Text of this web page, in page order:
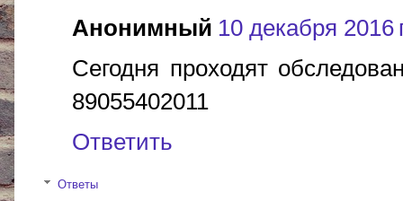
Анонимный 10 декабря 2016
Сегодня проходят
89055402011
Ответить
Ответы